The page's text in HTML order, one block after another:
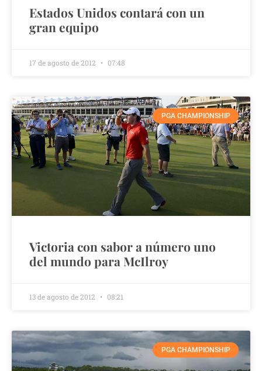
Estados Unidos contará con un
gran equipo
17 de agosto de 2012 07:48
PGA CHAMPIONSHIP
Victoria con sabor a número uno
del mundo para McIlroy
13 de agosto de 2012 08:21
PGA CHAMPIONSHIP